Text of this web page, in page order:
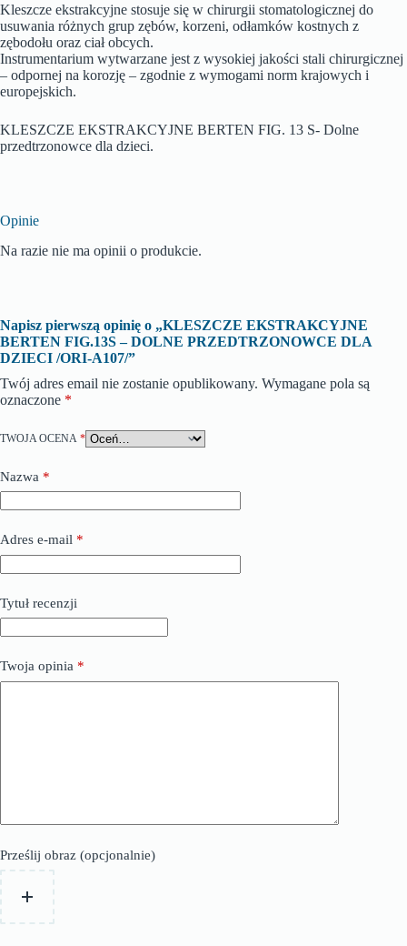
Kleszcze ekstrakcyjne stosuje się w chirurgii stomatologicznej do
usuwania różnych grup zębów, korzeni, odłamków kostnych z
zębodołu oraz ciał obcych.
Instrumentarium wytwarzane jest z wysokiej jakości stali chirurgicznej
– odpornej na korozję – zgodnie z wymogami norm krajowych i
europejskich.
KLESZCZE EKSTRAKCYJNE BERTEN FIG. 13 S- Dolne
przedtrzonowce dla dzieci.
Opinie
Na razie nie ma opinii o produkcie.
Napisz pierwszą opinię o „KLESZCZE EKSTRAKCYJNE
BERTEN FIG.13S – DOLNE PRZEDTRZONOWCE DLA
DZIECI /ORI-A107/”
Twój adres email nie zostanie opublikowany. Wymagane pola są
oznaczone *
TWOJA OCENA *
Nazwa *
Adres e-mail *
Tytuł recenzji
Twoja opinia *
Prześlij obraz (opcjonalnie)